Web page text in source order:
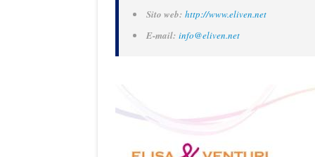
Sito web: http://www.eliven.net
E-mail: info@eliven.net